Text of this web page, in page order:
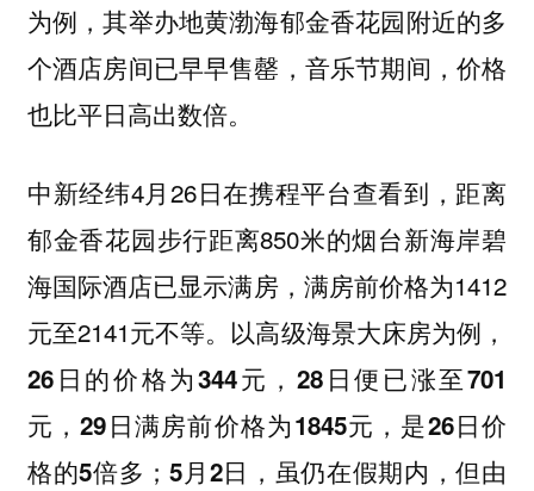
为例，其举办地黄渤海郁金香花园附近的多
个酒店房间已早早售罄，音乐节期间，价格
也比平日高出数倍。
中新经纬4月26日在携程平台查看到，距离
郁金香花园步行距离850米的烟台新海岸碧
海国际酒店已显示满房，满房前价格为1412
元至2141元不等。 以高级海景大床房为例，
26日的价格为344元，28日便已涨至701
元，29日满房前价格为1845元，是26日价
格的5倍多；5月2日，虽仍在假期内，但由